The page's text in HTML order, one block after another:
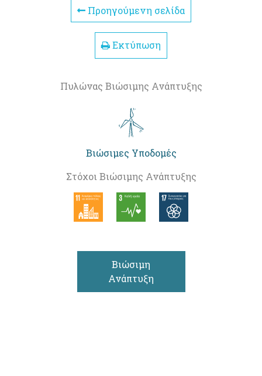
Προηγούμενη σελίδα
Εκτύπωση
Πυλώνας Βιώσιμης Ανάπτυξης
Βιώσιμες Υποδομές
Στόχοι Βιώσιμης Ανάπτυξης
Βιώσιμη
Ανάπτυξη